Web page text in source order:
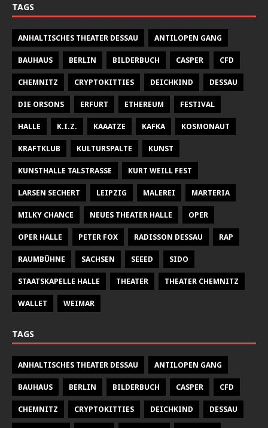
TAGS
ANHALTISCHES THEATER DESSAU ANTILOPEN GANG
BAUHAUS BERLIN BILDERBUCH CASPER CFD
CHEMNITZ CRYPTOKITTIES DEICHKIND DESSAU
DIE ORSONS ERFURT ETHEREUM FESTIVAL
HALLE K.I.Z. KAAATZE KAFKA KOSMONAUT
KRAFTKLUB KULTURSPALTE KUNST
KUNSTHALLE TALSTRASSE KURT WEILL FEST
LARSEN SECHERT LEIPZIG MALEREI MARTERIA
MILKY CHANCE NEUES THEATER HALLE OPER
OPER HALLE PETER FOX RADISSON DESSAU RAP
RAUMBÜHNE SACHSEN SEEED SIDO
STAATSKAPELLE HALLE THEATER THEATER CHEMNITZ
WALLET WEIMAR
TAGS
ANHALTISCHES THEATER DESSAU ANTILOPEN GANG
BAUHAUS BERLIN BILDERBUCH CASPER CFD
CHEMNITZ CRYPTOKITTIES DEICHKIND DESSAU